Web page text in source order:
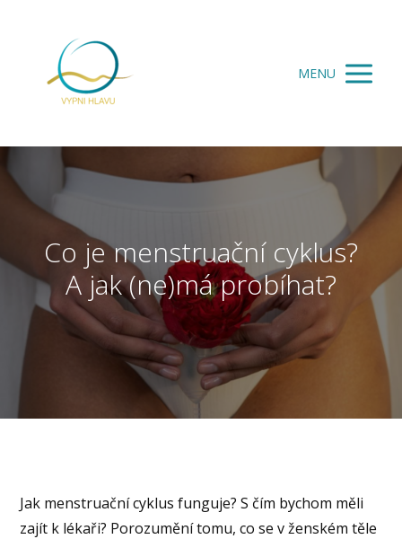
MENU
Co je menstruační cyklus?
A jak (ne)má probíhat?
Jak menstruační cyklus funguje? S čím bychom měli
zajít k lékaři? Porozumění tomu, co se v ženském těle